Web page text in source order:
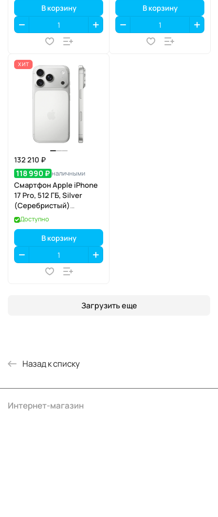
В корзину В корзину
ХИТ
132 210 ₽
118 990 ₽ наличными
Смартфон Apple iPhone
17 Pro, 512 ГБ, Silver
(Серебристый)
SIM+eSIM
Доступно
В корзину
Загрузить еще
Назад к списку
Интернет-магазин